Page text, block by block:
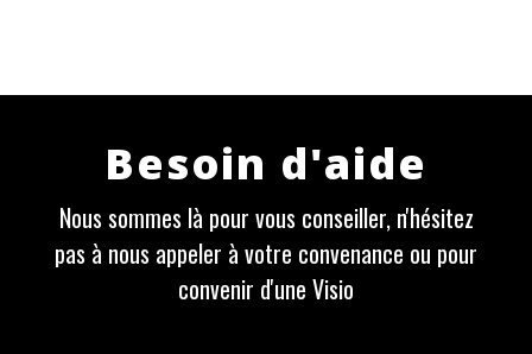
Besoin d'aide
Nous sommes là pour vous conseiller, n'hésitez
pas à nous appeler à votre convenance ou pour
convenir d'une Visio